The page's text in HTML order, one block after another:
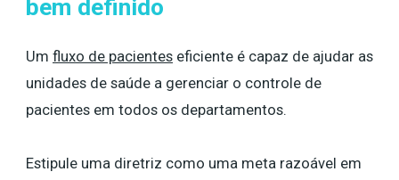
bem definido
Um fluxo de pacientes eficiente é capaz de ajudar as
unidades de saúde a gerenciar o controle de
pacientes em todos os departamentos.
Estipule uma diretriz como uma meta razoável em